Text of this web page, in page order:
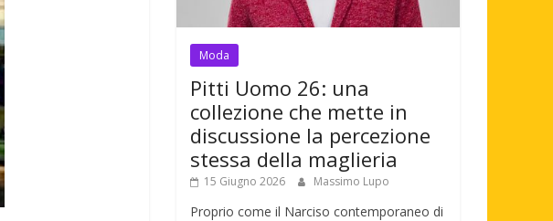
Moda
Pitti Uomo 26: una
collezione che mette in
discussione la percezione
stessa della maglieria
15 Giugno 2026 Massimo Lupo
Proprio come il Narciso contemporaneo di